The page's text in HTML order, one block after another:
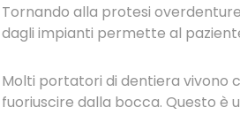
Tornando alla protesi
dagli impianti permette al
Molti portatori di dentiera vivono
fuoriuscire dalla bocca. Questo è